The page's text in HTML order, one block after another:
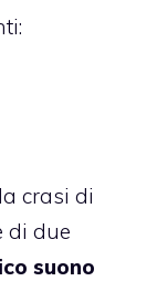
crasi di
di due
suono